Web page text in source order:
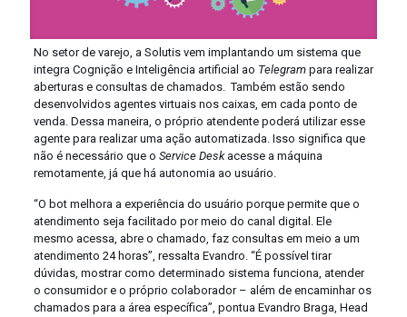
No setor de varejo, a Solutis vem implantando um sistema que
integra Cognição e Inteligência artificial ao Telegrampara realizar
aberturas e consultas de chamados. Também estão sendo
desenvolvidos agentes virtuais nos caixas, em cada ponto de
venda. Dessa maneira, o próprio atendente poderá utilizar esse
agente para realizar uma ação automatizada. Isso significa que
não é necessário que o Service Deskacesse a máquina
remotamente, já que há autonomia ao usuário.
“O bot melhora a experiência do usuário porque permite que o
atendimento seja facilitado por meio do canal digital. Ele
mesmo acessa, abre o chamado, faz consultas em meio a um
atendimento 24 horas”, ressalta Evandro. “É possível tirar
dúvidas, mostrar como determinado sistema funciona, atender
o consumidor e o próprio colaborador – além de encaminhar os
chamados para a área específica”, pontua Evandro Braga, Head